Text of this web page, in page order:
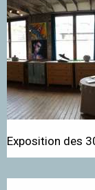
Exposition des